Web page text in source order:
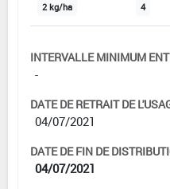
2 kg/ha 4
INTERVALLE MINIMUM
-
DATE DE RETRAIT DE
04/07/2021
DATE DE FIN DE
04/07/2021